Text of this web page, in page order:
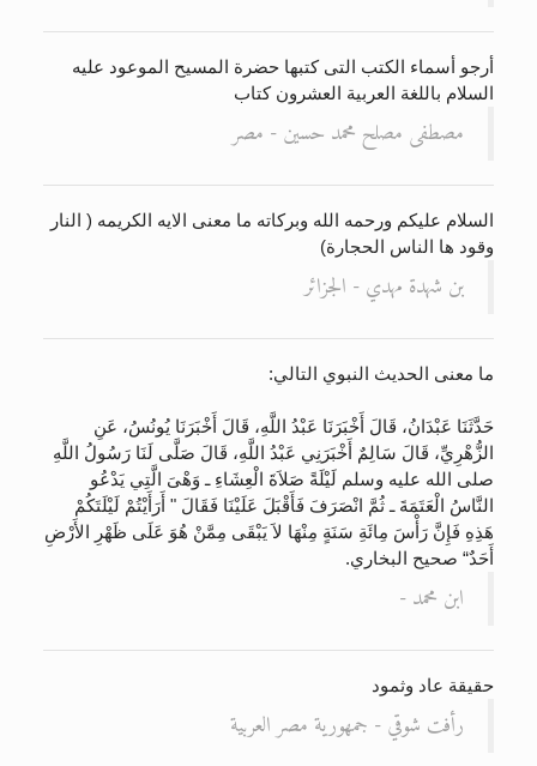
أرجو أسماء الكتب التى كتبها حضرة المسيح الموعود عليه
السلام باللغة العربية العشرون كتاب
مصطفى مصلح محمد حسين - مصر
السلام عليكم ورحمه الله وبركاته ما معنى الايه الكريمه ( النار
وقود ها الناس الحجارة)
بن شهدة مهدي - الجزائر
ما معنى الحديث النبوي التالي:
حَدَّثَنَا عَبْدَانُ، قَالَ أَخْبَرَنَا عَبْدُ اللَّهِ، قَالَ أَخْبَرَنَا يُونُسُ، عَنِ
الزُّهْرِيِّ، قَالَ سَالِمٌ أَخْبَرَنِي عَبْدُ اللَّهِ، قَالَ صَلَّى لَنَا رَسُولُ اللَّهِ
صلى الله عليه وسلم لَيْلَةً صَلاَةَ الْعِشَاءِ ـ وَهْىَ الَّتِي يَدْعُو
النَّاسُ الْعَتَمَةَ ـ ثُمَّ انْصَرَفَ فَأَقْبَلَ عَلَيْنَا فَقَالَ ‏"‏ أَرَأَيْتُمْ لَيْلَتَكُمْ
هَذِهِ فَإِنَّ رَأْسَ مِائَةِ سَنَةٍ مِنْهَا لاَ يَبْقَى مِمَّنْ هُوَ عَلَى ظَهْرِ الأَرْضِ
أَحَدٌ“ صحيح البخاري.
ابن محمد -
حقيقة عاد وثمود
رأفت شوقي - جمهورية مصر العربية